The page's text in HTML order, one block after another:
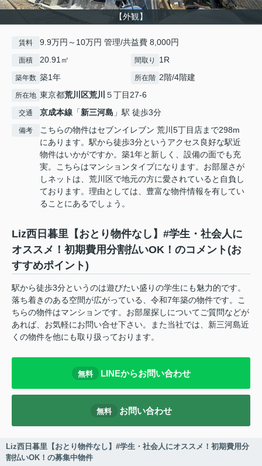
【外観】
賃料 9.9万円～10万円 管理/共益費 8,000円
面積 20.91㎡ 間取り 1R
築年数 築1年 所在階 2階/4階建
所在地 東京都荒川区荒川 ５丁目27-6
交通 京成本線 「新三河島 」駅 徒歩3分
備考
こちらの物件はセブンイレブン 荒川5丁目店まで298m
にあります。駅から徒歩3分というアクセス良好な駅近
物件はいかがですか。築1年と新しく、設備の面でも充
実。こちらはマンションタイプになります。お部屋さが
しネットは、荒川区で地元の方に愛されていると自負し
ております。理由としては、豊富な物件情報を有してい
ることにあるでしょう。
Liz西日暮里【おとり物件なし】#学生・社会人に
オススメ！初期費用分割払いOK！のコメント(お
すすめポイント)
駅から徒歩3分というのは遊びたい盛りの学生にも魅力的です。
落ち着きのある空間が広がっている、令和7年築の物件です。こ
ちらの物件はマンションです。お部屋探しについてご質問などが
あれば、お気軽にお問い合せ下さい。また当社では、新三河島近
くの物件を他にも取り扱っております。
無料 LINEからお問い合わせ
無料 お問い合わせ
Liz西日暮里【おとり物件なし】#学生・社会人にオススメ！初期費用分
割払いOK！の募集中物件